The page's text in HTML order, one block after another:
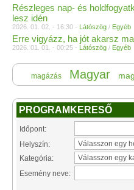
Részleges nap- és
lesz idén
2026. 01. 02. - 16:30 - Látószög / Egyéb
Erre vigyázz, ha jót akarsz
2026. 01. 01. - 00:25 - Látószög / Egyéb
magázás Magyar
PROGRAMKERESŐ
Időpont:
Helyszín:
Kategória:
Esemény neve: